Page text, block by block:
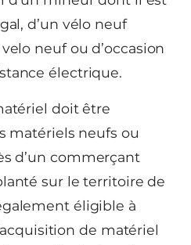
d’un vélo neuf
neuf ou d’occasion
électrique.
doit être
matériels neufs ou
d’un commerçant
sur le territoire de
éligible à
de matériel